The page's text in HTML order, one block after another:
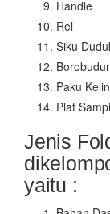
Handle
Rel
Siku
Borobudur
Paku
Plat
Jenis
yaitu :